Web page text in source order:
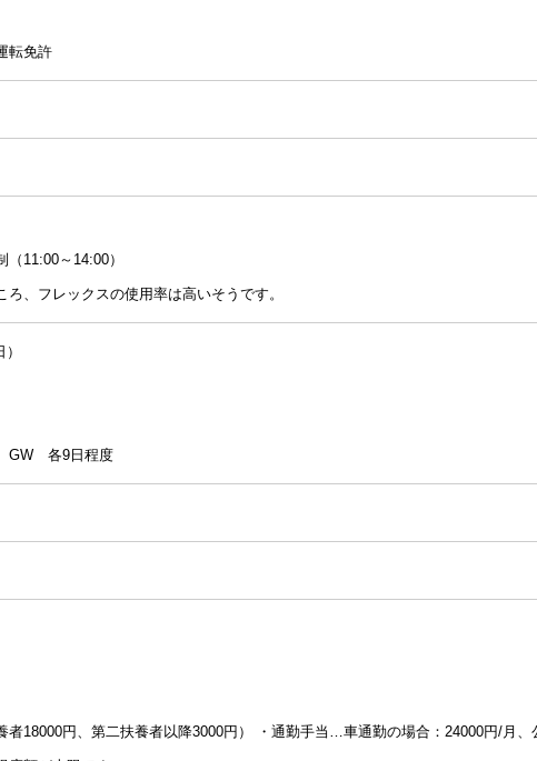
転免許
11:00～14:00）
、フレックスの使用率は高いそうです。
GW 各9日程度
者18000円、第二扶養者以降3000円） ・通勤手当…車通勤の場合：24000円/月、